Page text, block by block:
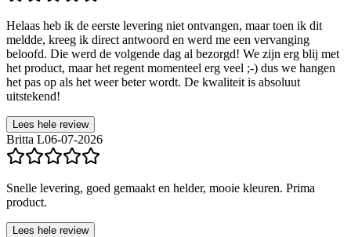
Helaas heb ik de eerste levering niet ontvangen, maar toen ik dit
meldde, kreeg ik direct antwoord en werd me een vervanging
beloofd. Die werd de volgende dag al bezorgd! We zijn erg blij met
het product, maar het regent momenteel erg veel ;-) dus we hangen
het pas op als het weer beter wordt. De kwaliteit is absoluut
uitstekend!
Lees hele review
Britta L06-07-2026
Snelle levering, goed gemaakt en helder, mooie kleuren. Prima
product.
Lees hele review